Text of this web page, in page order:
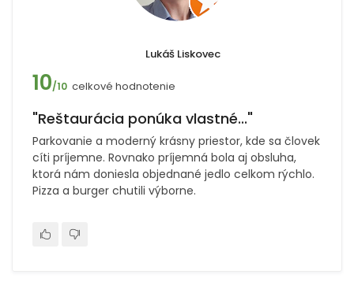
Lukáš Liskovec
10/10 celkové hodnotenie
"Reštaurácia ponúka vlastné..."
Parkovanie a moderný krásny priestor, kde sa človek
cíti príjemne. Rovnako príjemná bola aj obsluha,
ktorá nám doniesla objednané jedlo celkom rýchlo.
Pizza a burger chutili výborne.